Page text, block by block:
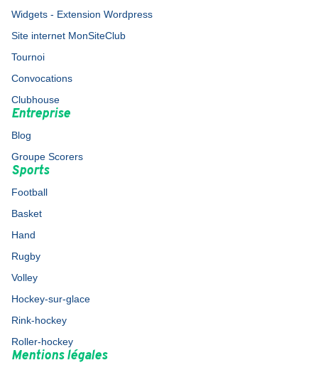
Widgets - Extension Wordpress
Site internet MonSiteClub
Tournoi
Convocations
Clubhouse
Entreprise
Blog
Groupe Scorers
Sports
Football
Basket
Hand
Rugby
Volley
Hockey-sur-glace
Rink-hockey
Roller-hockey
Mentions légales